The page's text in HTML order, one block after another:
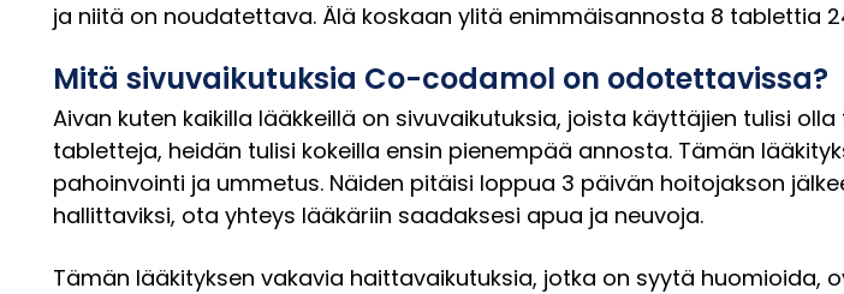
ja niitä on noudatettava. Älä koskaan ylitä enimmäisannosta 8 tablettia
Mitä sivuvaikutuksia Co-codamol on odotettavissa?
Aivan kuten kaikilla lääkkeillä on sivuvaikutuksia, joista käyttäjien tulisi
tabletteja, heidän tulisi kokeilla ensin pienempää annosta. Tämän
pahoinvointi ja ummetus. Näiden pitäisi loppua 3 päivän hoitojakson
hallittaviksi, ota yhteys lääkäriin saadaksesi apua ja neuvoja.
Tämän lääkityksen vakavia haittavaikutuksia, jotka on syytä